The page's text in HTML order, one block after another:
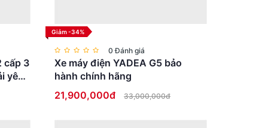
cấp 3
yên
Giảm -34%
0 Đánh giá
Xe máy điện YADEA G5 bảo
hành chính hãng
21,900,000đ
33,000,000đ